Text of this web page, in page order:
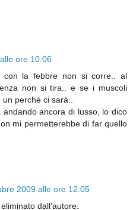
ore 10:06
con la febbre non si corre.. al
non si tira.. e se i muscoli
perché ci sarà..
ancora di lusso, lo dico
mi permetterebbe di far quello
2009 alle ore 12:05
dall'autore.